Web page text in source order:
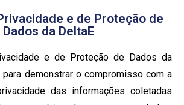
e de Proteção de
Dados da DeltaE
e de Proteção de Dados da
para demonstrar o compromisso com a
das informações coletadas